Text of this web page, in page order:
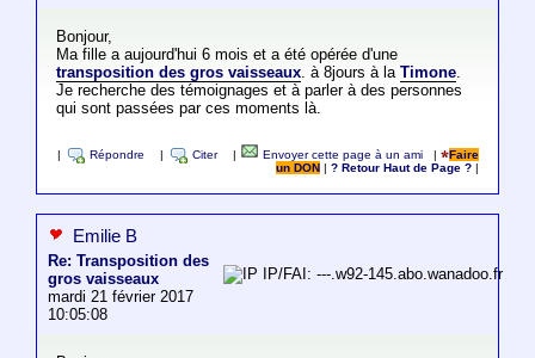
Bonjour,
Ma fille a aujourd'hui 6 mois et a été opérée d'une
transposition des gros vaisseaux. à 8jours à la Timone.
Je recherche des témoignages et à parler à des personnes
qui sont passées par ces moments là.
Répondre Citer Envoyer cette page à un ami |
Faire
un DON
|? Retour Haut de Page ?
Emilie B
Re: Transposition des
gros vaisseaux
mardi 21 février 2017
10:05:08
IP/FAI: ---.w92-145.abo.wanadoo.fr